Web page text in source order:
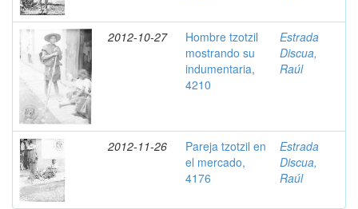
2012-10-27
Hombre tzotzil
mostrando su
indumentaria,
4210
Estrada
Discua,
Raúl
2012-11-26
Pareja tzotzil en
el mercado,
4176
Estrada
Discua,
Raúl